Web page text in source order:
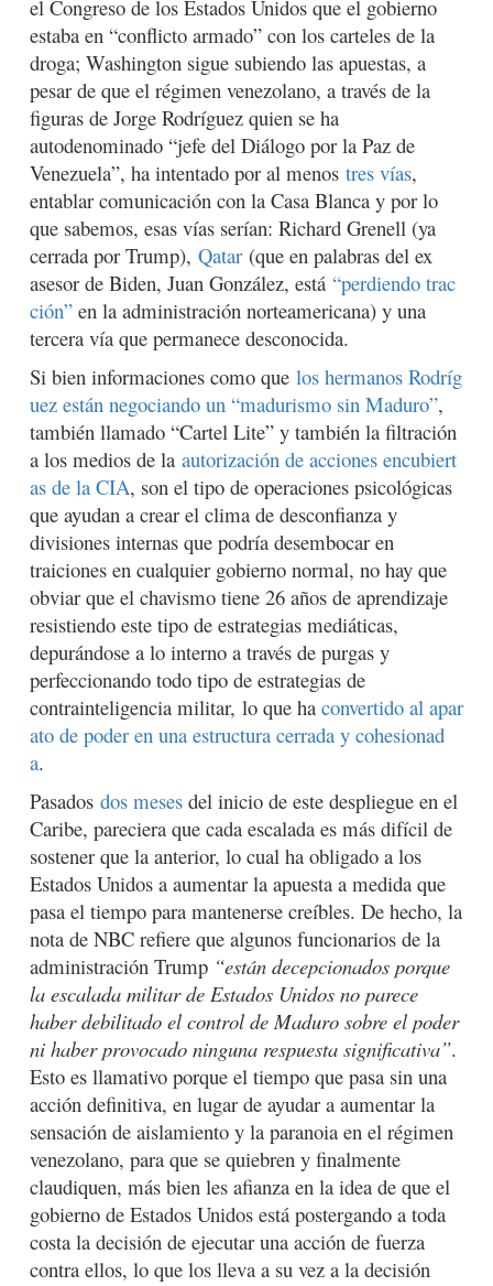
el Congreso de los Estados Unidos que el gobierno
estaba en “conflicto armado” con los carteles de la
droga; Washington sigue subiendo las apuestas, a
pesar de que el régimen venezolano, a través de la
figuras de Jorge Rodríguez quien se ha
autodenominado “jefe del Diálogo por la Paz de
Venezuela”, ha intentado por al menos tres vías,
entablar comunicación con la Casa Blanca y por lo
que sabemos, esas vías serían: Richard Grenell (ya
cerrada por Trump), Qatar (que en palabras del ex
asesor de Biden, Juan González, está “perdiendo trac
ción” en la administración norteamericana) y una
tercera vía que permanece desconocida.
Si bien informaciones como que los hermanos Rodríg
uez están negociando un “madurismo sin Maduro”,
también llamado “Cartel Lite” y también la filtración
a los medios de la autorización de acciones encubiert
as de la CIA, son el tipo de operaciones psicológicas
que ayudan a crear el clima de desconfianza y
divisiones internas que podría desembocar en
traiciones en cualquier gobierno normal, no hay que
obviar que el chavismo tiene 26 años de aprendizaje
resistiendo este tipo de estrategias mediáticas,
depurándose a lo interno a través de purgas y
perfeccionando todo tipo de estrategias de
contrainteligencia militar, lo que ha convertido al apar
ato de poder en una estructura cerrada y cohesionad
a.
Pasados dos meses del inicio de este despliegue en el
Caribe, pareciera que cada escalada es más difícil de
sostener que la anterior, lo cual ha obligado a los
Estados Unidos a aumentar la apuesta a medida que
pasa el tiempo para mantenerse creíbles. De hecho, la
nota de NBC refiere que algunos funcionarios de la
administración Trump “están decepcionados porque
la escalada militar de Estados Unidos no parece
haber debilitado el control de Maduro sobre el poder
ni haber provocado ninguna respuesta significativa”.
Esto es llamativo porque el tiempo que pasa sin una
acción definitiva, en lugar de ayudar a aumentar la
sensación de aislamiento y la paranoia en el régimen
venezolano, para que se quiebren y finalmente
claudiquen, más bien les afianza en la idea de que el
gobierno de Estados Unidos está postergando a toda
costa la decisión de ejecutar una acción de fuerza
contra ellos, lo que los lleva a su vez a la decisión